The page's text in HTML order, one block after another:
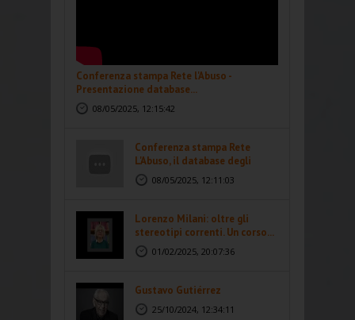
Conferenza stampa Rete l'Abuso -
Presentazione database...
08/05/2025, 12:15:42
Conferenza stampa Rete
L'Abuso, il database degli
abusi...08/05/2025, 12:11:03
Lorenzo Milani: oltre gli
stereotipi correnti. Un corso...
01/02/2025, 20:07:36
Gustavo Gutiérrez
25/10/2024, 12:34:11